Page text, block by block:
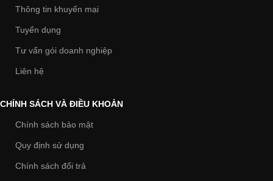
Thông tin khuyến mại
Tuyển dụng
Tư vấn gói doanh nghiệp
Liên hệ
CHÍNH SÁCH VÀ ĐIỀU KHOẢN
Chính sách bảo mật
Quy định sử dụng
Chính sách đổi trả